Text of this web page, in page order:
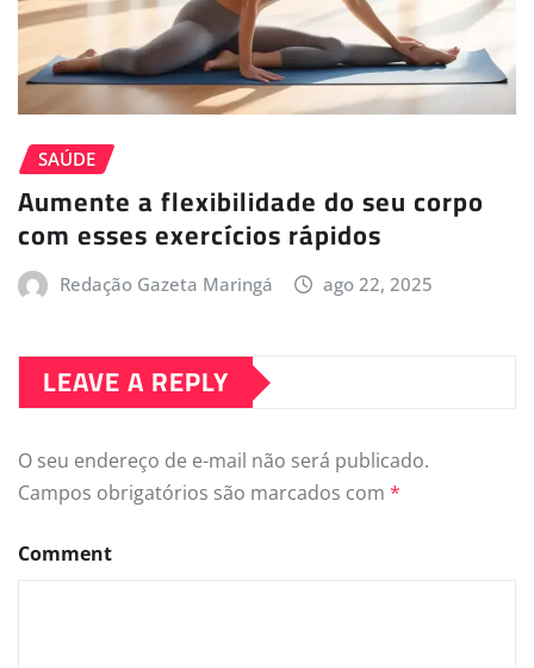
SAÚDE
Aumente a flexibilidade do seu corpo
com esses exercícios rápidos
Redação Gazeta Maringá ago 22, 2025
LEAVE A REPLY
O seu endereço de e-mail não será publicado.
Campos obrigatórios são marcados com *
Comment